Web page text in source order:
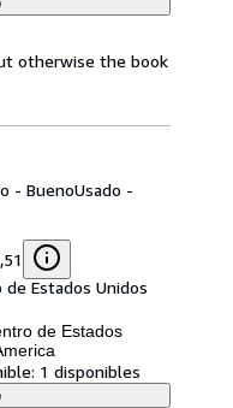
otherwise the book
- BuenoUsado -
Estados Unidos
de Estados
1 disponibles